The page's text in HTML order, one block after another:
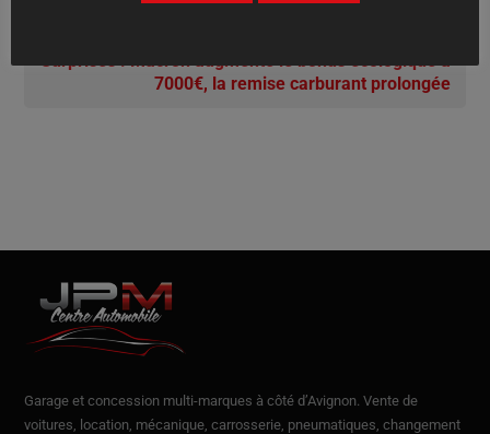
7000€, la remise carburant prolongée
Garage et concession multi-marques à côté d’Avignon. Vente de
voitures , location, mécanique, carrosserie, pneumatiques, changement